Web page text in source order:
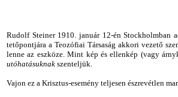
Rudolf Steiner 1910. január 12-énStockholmban
tetőpontjára a Teozófiai Társaság akkori vezető
lenne az eszköze. Mint kép és ellenkép (vagy
utóhatásuknak szenteljük.
Vajon ez a Krisztus-esemény teljesen észrevétlen